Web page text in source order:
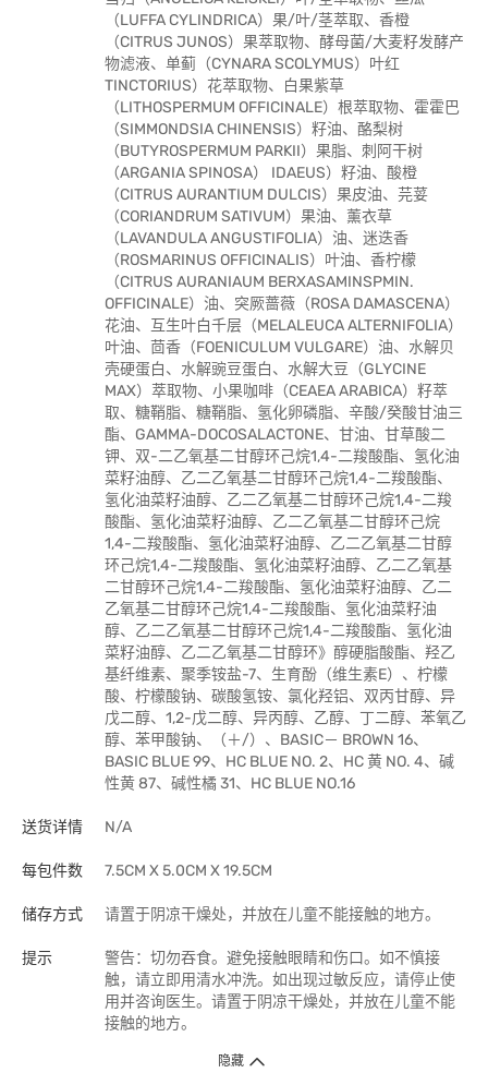
（LUFFA CYLINDRICA）果/叶/茎萃取、香橙
（CITRUS JUNOS）果萃取物、酵母菌/大麦籽发酵产
物滤液、单蓟（CYNARA SCOLYMUS）叶红
TINCTORIUS）花萃取物、白果紫草
（LITHOSPERMUM OFFICINALE）根萃取物、霍霍巴
（SIMMONDSIA CHINENSIS）籽油、酪梨树
（BUTYROSPERMUM PARKII）果脂、刺阿干树
（ARGANIA SPINOSA） IDAEUS）籽油、酸橙
（CITRUS AURANTIUM DULCIS）果皮油、芫荽
（CORIANDRUM SATIVUM）果油、薰衣草
（LAVANDULA ANGUSTIFOLIA）油、迷迭香
（ROSMARINUS OFFICINALIS）叶油、香柠檬
（CITRUS AURANIAUM BERXASAMINSPMIN.
OFFICINALE）油、突厥蔷薇（ROSA DAMASCENA）
花油、互生叶白千层（MELALEUCA ALTERNIFOLIA）
叶油、茴香（FOENICULUM VULGARE）油、水解贝
壳硬蛋白、水解豌豆蛋白、水解大豆（GLYCINE
MAX）萃取物、小果咖啡（CEAEA ARABICA）籽萃
取、糖鞘脂、糖鞘脂、氢化卵磷脂、辛酸/癸酸甘油三
酯、GAMMA-DOCOSALACTONE、甘油、甘草酸二
钾、双-二乙氧基二甘醇环己烷1,4-二羧酸酯、氢化油
菜籽油醇、乙二乙氧基二甘醇环己烷1,4-二羧酸酯、
氢化油菜籽油醇、乙二乙氧基二甘醇环己烷1,4-二羧
酸酯、氢化油菜籽油醇、乙二乙氧基二甘醇环己烷
1,4-二羧酸酯、氢化油菜籽油醇、乙二乙氧基二甘醇
环己烷1,4-二羧酸酯、氢化油菜籽油醇、乙二乙氧基
二甘醇环己烷1,4-二羧酸酯、氢化油菜籽油醇、乙二
乙氧基二甘醇环己烷1,4-二羧酸酯、氢化油菜籽油
醇、乙二乙氧基二甘醇环己烷1,4-二羧酸酯、氢化油
菜籽油醇、乙二乙氧基二甘醇环》醇硬脂酸酯、羟乙
基纤维素、聚季铵盐-7、生育酚（维生素E）、柠檬
酸、柠檬酸钠、碳酸氢铵、氯化羟铝、双丙甘醇、异
戊二醇、1,2-戊二醇、异丙醇、乙醇、丁二醇、苯氧乙
醇、苯甲酸钠、（＋/）、BASIC－ BROWN 16、
BASIC BLUE 99、HC BLUE NO. 2、HC 黄 NO. 4、碱
性黄 87、碱性橘 31、HC BLUE NO.16
送货详情 N/A
每包件数 7.5CM X 5.0CM X 19.5CM
储存方式 请置于阴凉干燥处，并放在儿童不能接触的地方。
提示
警告：切勿吞食。避免接触眼睛和伤口。如不慎接
触，请立即用清水冲洗。如出现过敏反应，请停止使
用并咨询医生。请置于阴凉干燥处，并放在儿童不能
接触的地方。
隐藏